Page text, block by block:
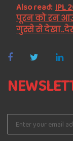
Also read: IPL
पूरन को रन
गुस्से से